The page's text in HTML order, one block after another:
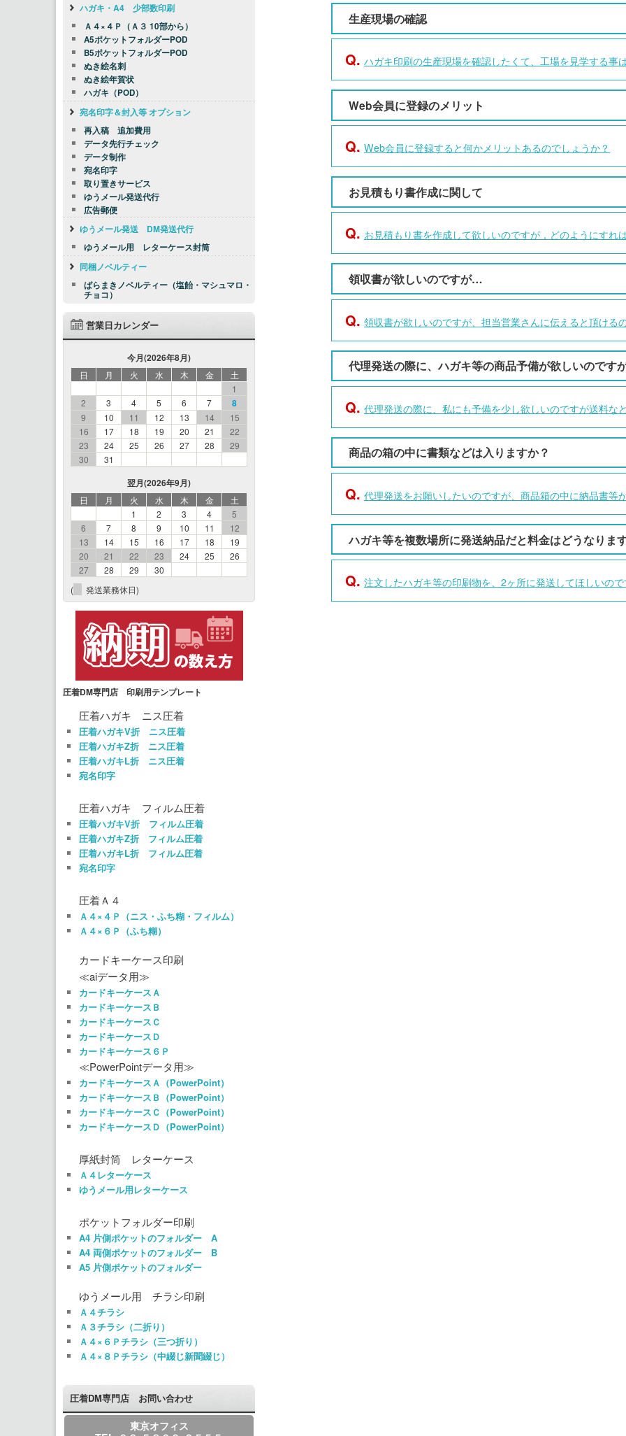
生産現場の確認
Q. ハガキ印刷の生産現場を確認したくて、工場を見学する事
Web会員に登録のメリット
Q. Web会員に登録すると何かメリットあるのでしょうか？
お見積もり書作成に関して
Q. お見積もり書を作成して欲しいのですが，どのようにすれ
領収書が欲しいのですが…
Q. 領収書が欲しいのですが、担当営業さんに伝えると頂ける
代理発送の際に、ハガキ等の商品予備が欲しいのです
Q. 代理発送の際に、私にも予備を少し欲しいのですが送料な
商品の箱の中に書類などは入りますか？
Q. 代理発送をお願いしたいのですが、商品箱の中に納品書等
ハガキ等を複数場所に発送納品だと料金はどうなりま
Q. 注文したハガキ等の印刷物を、2ヶ所に発送してほしいの
ハガキ・A4 少部数印刷
Ａ４×４Ｐ（Ａ３ 10部から）
A5ポケットフォルダーPOD
B5ポケットフォルダーPOD
ぬき絵名刺
ぬき絵年賀状
ハガキ（POD）
宛名印字＆封入等 オプション
再入稿 追加費用
データ先行チェック
データ制作
宛名印字
取り置きサービス
ゆうメール発送代行
広告郵便
ゆうメール発送 DM発送代行
ゆうメール用 レターケース封筒
同梱ノベルティー
ばらまきノベルティー（塩飴・マシュマロ・
チョコ）
営業日カレンダー
今月(2026年8月)
日 月 火 水 木 金
土
1
2
3 4 5 6 7 8
9 10 11 12 13 14
15
16
17 18 19 20 21
22
23
24 25 26 27 28
29
30
31
翌月(2026年9月)
日 月 火 水 木 金
土
1
2 3 4
5
6
7 8 9 10 11
12
13
14 15 16 17 18
19
20
21 22 23 24 25
26
27
28 29
30
(
発送業務休日)
圧着DM専門店 印刷用テンプレート
圧着ハガキ ニス圧着
圧着ハガキV折 ニス圧着
圧着ハガキZ折 ニス圧着
圧着ハガキL折 ニス圧着
宛名印字
圧着ハガキ フィルム圧着
圧着ハガキV折 フィルム圧着
圧着ハガキZ折 フィルム圧着
圧着ハガキL折 フィルム圧着
宛名印字
圧着Ａ４
Ａ４×４Ｐ（ニス・ふち糊・フィルム）
Ａ４×６Ｐ（ふち糊）
カードキーケース印刷
≪aiデータ用≫
カードキーケースＡ
カードキーケースＢ
カードキーケースＣ
カードキーケースＤ
カードキーケース６Ｐ
≪PowerPointデータ用≫
カードキーケースＡ（PowerPoint）
カードキーケースＢ（PowerPoint）
カードキーケースＣ（PowerPoint）
カードキーケースＤ（PowerPoint）
厚紙封筒 レターケース
Ａ４レターケース
ゆうメール用レターケース
ポケットフォルダー印刷
A4 片側ポケットのフォルダー A
A4 両側ポケットのフォルダー B
A5 片側ポケットのフォルダー
ゆうメール用 チラシ印刷
Ａ４チラシ
Ａ３チラシ（二折り）
Ａ４×６Ｐチラシ（三つ折り）
Ａ４×８Ｐチラシ（中綴じ新聞綴じ）
圧着DM専門店 お問い合わせ
東京オフィス